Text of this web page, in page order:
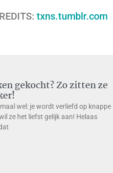
txns.tumblr.com
gekocht? Zo zitten ze
wel: je wordt verliefd op knappe
ze het liefst gelijk aan! Helaas